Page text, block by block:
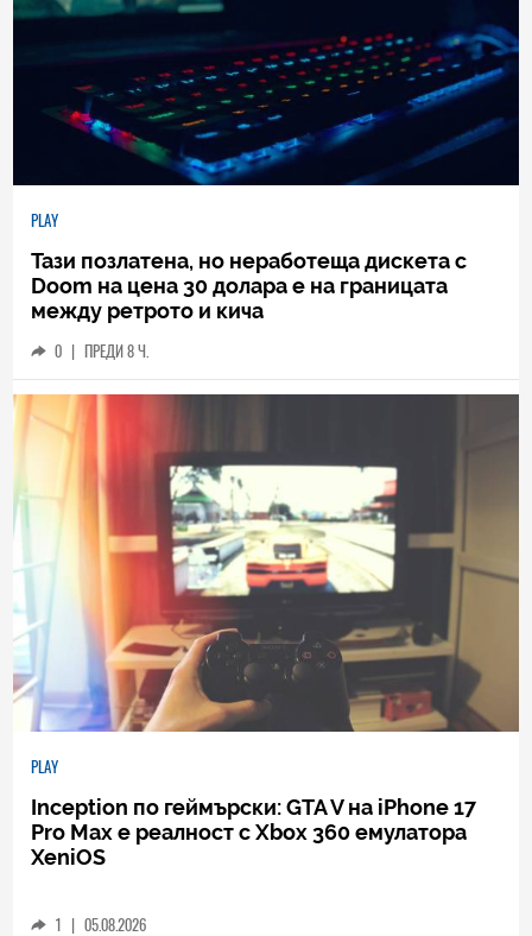
PLAY
Тази позлатена, но неработеща дискета с
Doom на цена 30 долара е на границата
между ретрото и кича
0 | ПРЕДИ 8 Ч.
PLAY
Inception по геймърски: GTA V на iPhone 17
Pro Max е реалност с Xbox 360 емулатора
XeniOS
1 | 05.08.2026